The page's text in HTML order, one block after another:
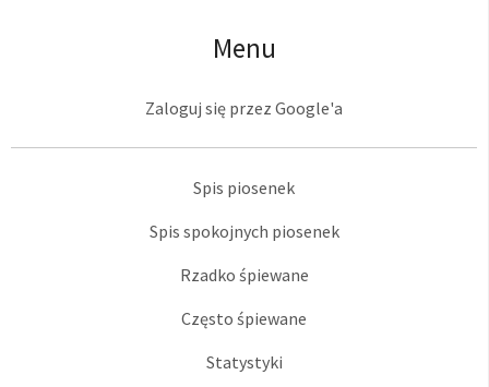
Menu
Zaloguj się przez Google'a
Spis piosenek
Spis spokojnych piosenek
Rzadko śpiewane
Często śpiewane
Statystyki